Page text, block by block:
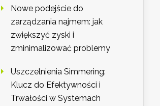
Nowe podejście do
zarządzania najmem: jak
zwiększyć zyski i
zminimalizować problemy
Uszczelnienia Simmering:
Klucz do Efektywności i
Trwałości w Systemach